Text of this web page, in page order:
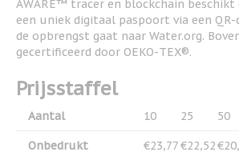
AWARE™ tracer en blockchain
een uniek digitaal paspoort via een QR-
de opbrengst gaat naar Water.org.
gecertificeerd door OEKO-TEX®.
Prijsstaffel
Aantal 10 25 50
Onbedrukt €23,77€22,52